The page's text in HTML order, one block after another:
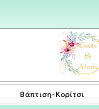
Bάπτιση-Κορίτσι